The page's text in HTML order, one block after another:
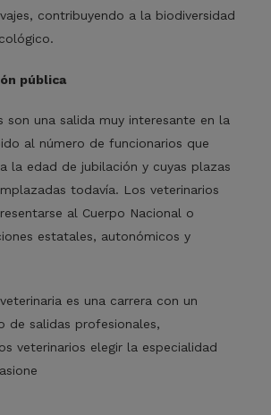
contribuyendo a la biodiversidad
pública
son una salida muy interesante en la
al número de funcionarios que
la edad de jubilación y cuyas plazas
todavía. Los veterinarios
al Cuerpo Nacional o
estatales, autonómicos y
es una carrera con un
de salidas profesionales,
veterinarios elegir la especialidad